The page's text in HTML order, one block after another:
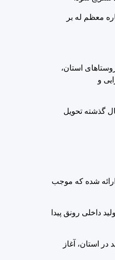
باره معظم له بر
استان،
و
گذشته تحویل
شده که موجب
داخلی رونق پیدا
استان، آغاز